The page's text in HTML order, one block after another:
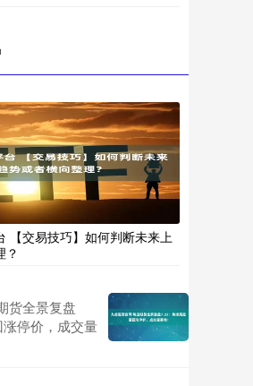
【交易技巧】如何判断未来上
？
货全景复盘
停价，成交量